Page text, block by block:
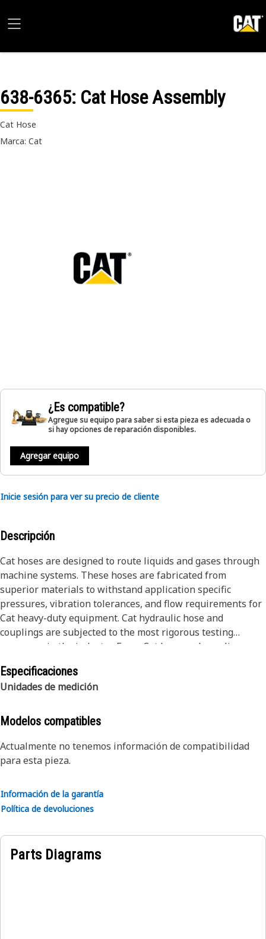
638-6365: Cat Hose Assembly
Cat Hose
Marca: Cat
¿Es compatible?
Agregue su equipo para saber si esta pieza es adecuada o
si hay opciones de reparación disponibles.
Agregar equipo
Inicie sesión para ver su precio de cliente
Descripción
Cat hoses are designed to route liquids and gases through
machine systems. These hoses are fabricated from
superior materials to withstand application specific
pressures, vibration tolerances, and flow requirements for
Cat heavy-duty equipment. Cat hydraulic hose and
couplings are subjected to the most rigorous testing
processes in the industry. Every Cat hose and coupling
that yields maximum safety and dependability.
Especificaciones
Unidades de medición
Modelos compatibles
Actualmente no tenemos información de compatibilidad
para esta pieza.
Información de la garantía
Política de devoluciones
Parts Diagrams